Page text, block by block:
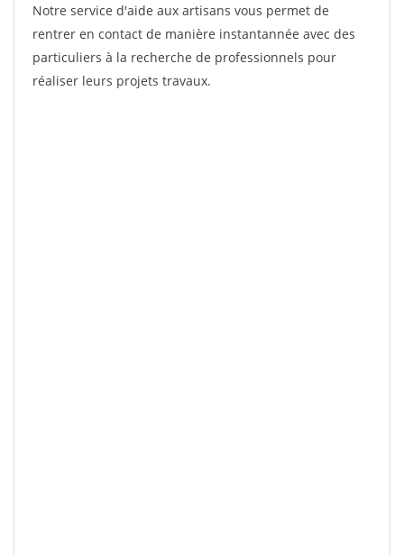
Notre service d'aide aux artisans vous permet de
rentrer en contact de manière instantannée avec des
particuliers à la recherche de professionnels pour
réaliser leurs projets travaux.